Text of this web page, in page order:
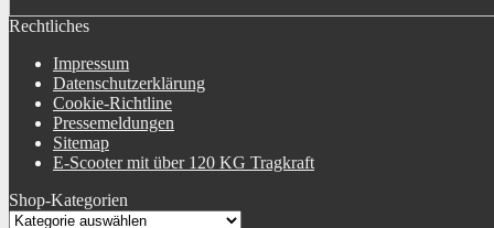
Rechtliches
Impressum
Datenschutzerklärung
Cookie-Richtline
Pressemeldungen
Sitemap
E-Scooter mit über 120 KG Tragkraft
Shop-Kategorien